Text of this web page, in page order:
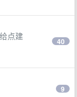
点建
40
9